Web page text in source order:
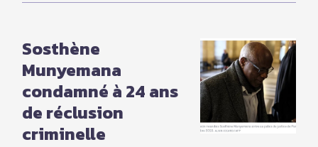
Sosthène
Munyemana
condamné à 24 ans
de réclusion
criminelle